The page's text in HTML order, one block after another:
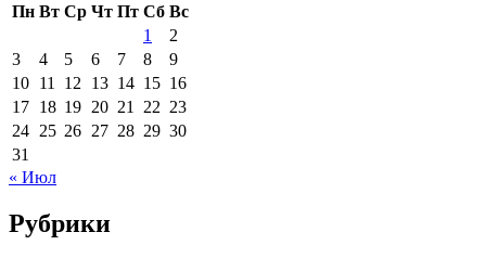
Пн Вт Ср Чт Пт Сб Вс
1
2
3
4 5 6 7 8
9
10 11 12 13 14 15 16
17 18 19 20 21 22 23
24 25 26 27 28 29 30
31
« Июл
Рубрики